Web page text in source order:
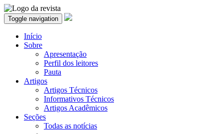
Toggle navigation
Início
Sobre
Apresentação
Perfil dos leitores
Pauta
Artigos
Artigos Técnicos
Informativos Técnicos
Artigos Acadêmicos
Seções
Todas as notícias